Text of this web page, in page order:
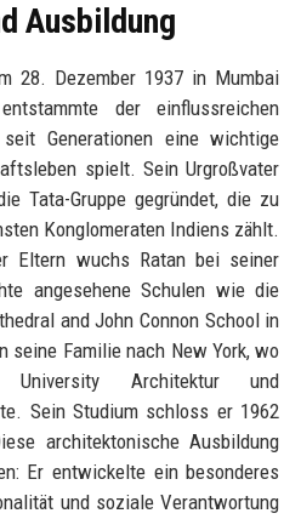
Ausbildung
28. Dezember 1937 in Mumbai
der einflussreichen
Generationen eine wichtige
spielt. Sein Urgroßvater
Tata-Gruppe gegründet, die zu
Konglomeraten Indiens zählt.
Eltern wuchs Ratan bei seiner
angesehene Schulen wie die
and John Connon School in
seine Familie nach New York, wo
Architektur und
Sein Studium schloss er 1962
architektonische Ausbildung
Er entwickelte ein besonderes
und soziale Verantwortung